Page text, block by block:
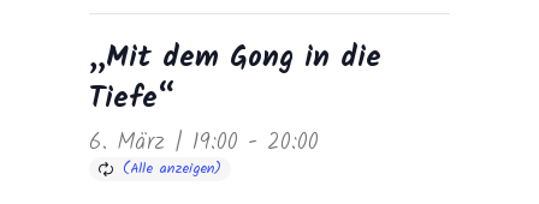
„Mit dem Gong in die
Tiefe“
6. März | 19:00 - 20:00